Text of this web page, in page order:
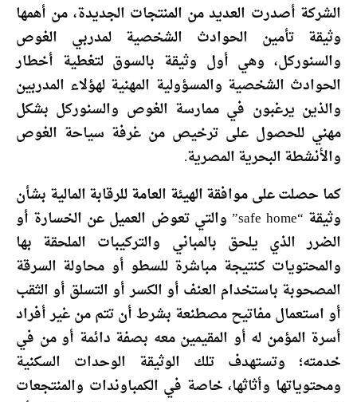
الشركة أصدرت العديد من المنتجات الجديدة، من أهمها
وثيقة تأمين الحوادث الشخصية لمدربي الغوص
والسنوركل، وهي أول وثيقة بالسوق لتغطية أخطار
الحوادث الشخصية والمسؤولية المهنية لهؤلاء المدربين
والذين يرغبون في ممارسة الغوص والسنوركل بشكل
مهني للحصول على ترخيص من غرفة سياحة الغوص
والأنشطة البحرية المصرية.
كما حصلت على موافقة الهيئة العامة للرقابة المالية بشأن
وثيقة “safe home” والتي تعوض العميل عن الخسارة أو
الضرر الذي يلحق بالمباني والتركيبات الملحقة بها
والمحتويات كنتيجة مباشرة للسطو أو محاولة السرقة
المصحوبة باستخدام العنف أو الكسر أو التسلق أو الثقب
أو استعمال مفاتيح مصطنعة بشرط أن تتم من غير أفراد
أسرة المؤمن له أو المقيمين معه بصفة دائمة أو من في
خدمته؛ وتستهدف تلك الوثيقة الوحدات السكنية
ومحتوياتها وأثاثها، خاصة في الكمباوندات والمنتجعات